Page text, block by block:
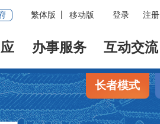
繁体版 移动版 登录 注册
办事服务 互动交流
长者模式